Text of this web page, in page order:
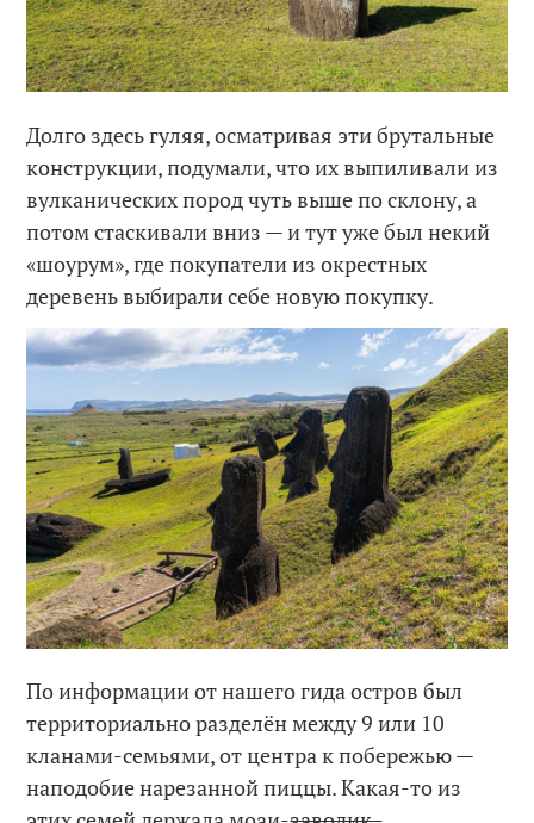
Долго здесь гуляя, осматривая эти брутальные
конструкции, подумали, что их выпиливали из
вулканических пород чуть выше по склону, а
потом стаскивали вниз — и тут уже был некий
«шоурум», где покупатели из окрестных
деревень выбирали себе новую покупку.
По информации от нашего гида остров был
территориально разделён между 9 или 10
кланами-семьями, от центра к побережью —
наподобие нарезанной пиццы. Какая-то из